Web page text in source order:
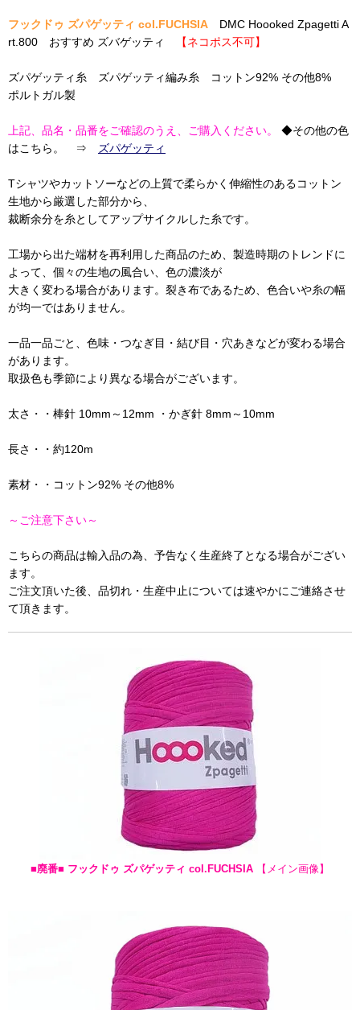
フックドゥ ズパゲッティ col.FUCHSIA DMC Hoooked Zpagetti A
rt.800 おすすめ ズバゲッティ
【ネコポス不可】
ズパゲッティ糸 ズパゲッティ編み糸 コットン92% その他8%
ポルトガル製
上記、品名・品番をご確認のうえ、ご購入ください。
◆その他の色
はこちら。 ⇒
ズパゲッティ
Tシャツやカットソーなどの上質で柔らかく伸縮性のあるコットン
生地から厳選した部分から、
裁断余分を糸としてアップサイクルした糸です。
工場から出た端材を再利用した商品のため、製造時期のトレンドに
よって、個々の生地の風合い、色の濃淡が
大きく変わる場合があります。裂き布であるため、色合いや糸の幅
が均一ではありません。
一品一品ごと、色味・つなぎ目・結び目・穴あきなどが変わる場合
があります。
取扱色も季節により異なる場合がございます。
太さ・・棒針 10mm～12mm ・かぎ針 8mm～10mm
長さ・・約120m
素材・・コットン92% その他8%
～ご注意下さい～
こちらの商品は輸入品の為、予告なく生産終了となる場合がござい
ます。
ご注文頂いた後、品切れ・生産中止については速やかにご連絡させ
て頂きます。
■廃番■ フックドゥ ズパゲッティ col.FUCHSIA 【メイン画像】